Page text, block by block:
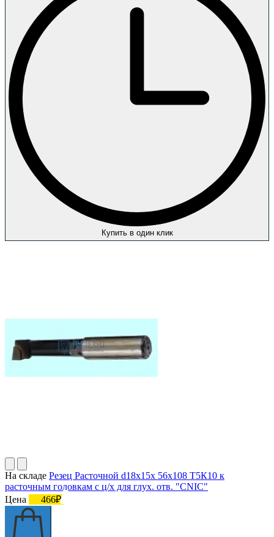
Купить в один клик
На складе Резец Расточной d18х15х 56х108 Т5К10 к
расточным головкам с ц/х для глух. отв. "CNIC"
Цена
466₽